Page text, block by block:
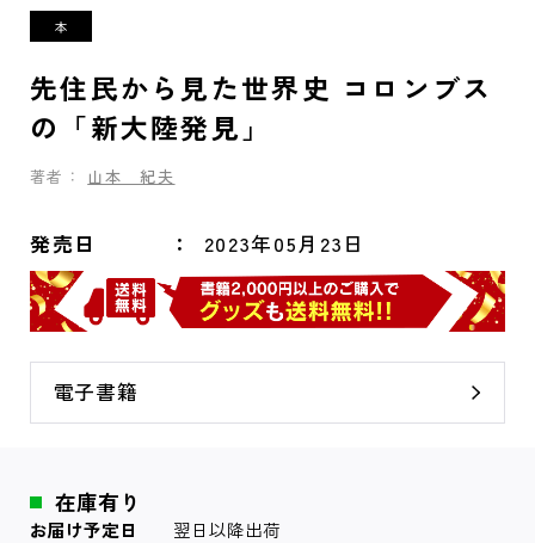
先住民から見た世界史 コロンブス
の「新大陸発見」
著者： 山本 紀夫
発売日 2023年05月23日
電子書籍
在庫有り
お届け予定日 翌日以降出荷